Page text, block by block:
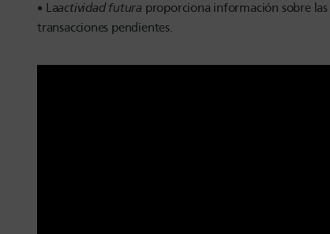
Laactividad futura proporciona información sobre las
transacciones pendientes.